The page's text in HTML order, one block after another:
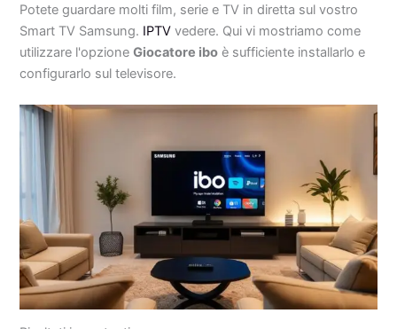
Potete guardare molti film, serie e TV in diretta sul vostro
Smart TV Samsung. IPTV vedere. Qui vi mostriamo come
utilizzare l'opzioneGiocatore ibo è sufficiente installarlo e
configurarlo sul televisore.